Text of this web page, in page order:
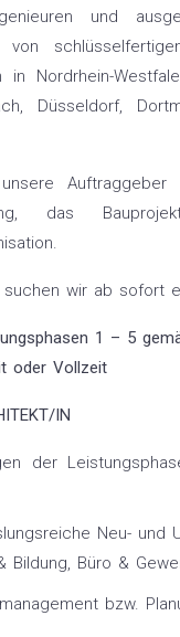
und
Nordrhein-
Düsseldorf,
Auftraggeber
das
suchen wir ab sofort
1 – 5
oder Vollzeit
IN
der
Neu- und
Bildung, Büro &
bzw.